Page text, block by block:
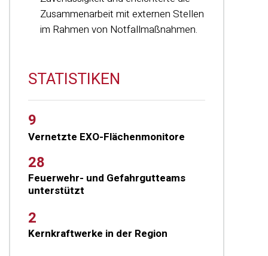
Zusammenarbeit mit externen Stellen
im Rahmen von Notfallmaßnahmen.
STATISTIKEN
9
Vernetzte EXO-Flächenmonitore
28
Feuerwehr- und Gefahrgutteams
unterstützt
2
Kernkraftwerke in der Region